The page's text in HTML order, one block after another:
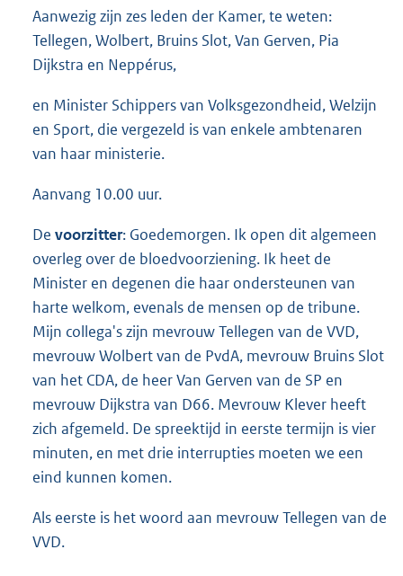
Aanwezig zijn zes leden der Kamer, te weten:
Tellegen, Wolbert, Bruins Slot, Van Gerven, Pia
Dijkstra en Neppérus,
en Minister Schippers van Volksgezondheid, Welzijn
en Sport, die vergezeld is van enkele ambtenaren
van haar ministerie.
Aanvang 10.00 uur.
De voorzitter: Goedemorgen. Ik open dit algemeen
overleg over de bloedvoorziening. Ik heet de
Minister en degenen die haar ondersteunen van
harte welkom, evenals de mensen op de tribune.
Mijn collega's zijn mevrouw Tellegen van de VVD,
mevrouw Wolbert van de PvdA, mevrouw Bruins Slot
van het CDA, de heer Van Gerven van de SP en
mevrouw Dijkstra van D66. Mevrouw Klever heeft
zich afgemeld. De spreektijd in eerste termijn is vier
minuten, en met drie interrupties moeten we een
eind kunnen komen.
Als eerste is het woord aan mevrouw Tellegen van de
VVD.